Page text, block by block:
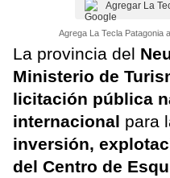
Agregar La
Agrega La Tecla Patagonia
La provincia del
Ministerio de
licitación pública
internacional para
inversión,
del Centro de